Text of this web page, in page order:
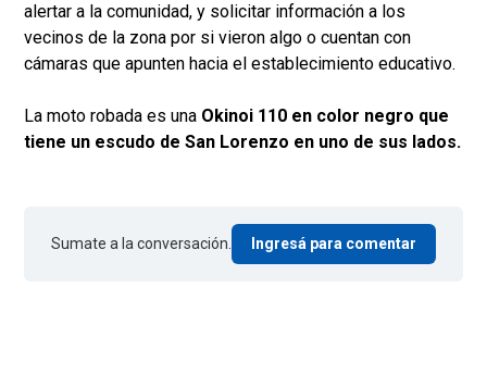
alertar a la comunidad, y solicitar información a los
vecinos de la zona por si vieron algo o cuentan con
cámaras que apunten hacia el establecimiento educativo.
La moto robada es una Okinoi 110 en color negro que
tiene un escudo de San Lorenzo en uno de sus lados.
Sumate a la conversación. Ingresá para comentar